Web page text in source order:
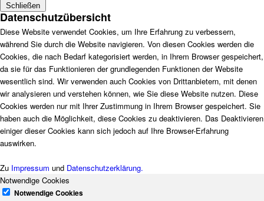
Schließen
Datenschutzübersicht
Diese Website verwendet Cookies, um Ihre Erfahrung zu verbessern,
während Sie durch die Website navigieren. Von diesen Cookies werden die
Cookies, die nach Bedarf kategorisiert werden, in Ihrem Browser gespeichert,
da sie für das Funktionieren der grundlegenden Funktionen der Website
wesentlich sind. Wir verwenden auch Cookies von Drittanbietern, mit denen
wir analysieren und verstehen können, wie Sie diese Website nutzen. Diese
Cookies werden nur mit Ihrer Zustimmung in Ihrem Browser gespeichert. Sie
haben auch die Möglichkeit, diese Cookies zu deaktivieren. Das Deaktivieren
einiger dieser Cookies kann sich jedoch auf Ihre Browser-Erfahrung
auswirken.
Zu Impressum und Datenschutzerklärung.
Notwendige Cookies
Notwendige Cookies